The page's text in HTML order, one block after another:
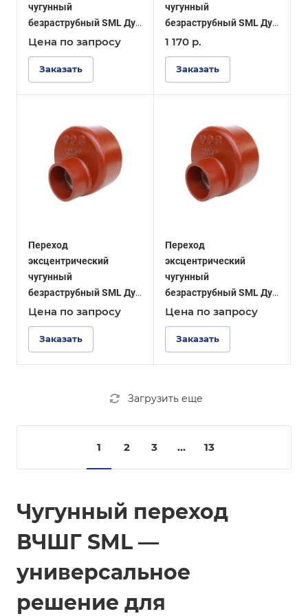
чугунный
безраструбный SML Ду
150-125
Цена по запросу
Заказать
чугунный
безраструбный SML Ду
150-100
1 170 р.
Заказать
Переход
эксцентрический
чугунный
безраструбный SML Ду
125-50
Цена по запросу
Заказать
Переход
эксцентрический
чугунный
безраструбный SML Ду
125-100
Цена по запросу
Заказать
Загрузить еще
1 2 3 ... 13
Чугунный переход
ВЧШГ SML —
универсальное
решение для